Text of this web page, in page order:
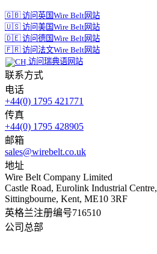
🇬🇧 访问英国Wire Belt网站
🇺🇸 访问美国Wire Belt网站
🇩🇪 访问德国Wire Belt网站
🇫🇷 访问法文Wire Belt网站
访问瑞典语网站
联系方式
电话
+44(0) 1795 421771
传真
+44(0) 1795 428905
邮箱
sales@wirebelt.co.uk
地址
Wire Belt Company Limited
Castle Road, Eurolink Industrial Centre,
Sittingbourne, Kent, ME10 3RF
英格兰注册编号716510
公司总部